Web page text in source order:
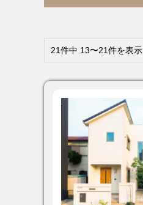
21件中 13〜21件を表示